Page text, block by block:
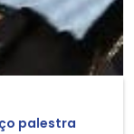
palestra